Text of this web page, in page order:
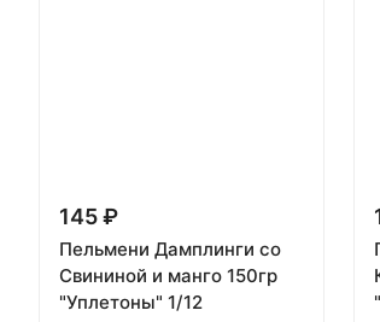
145 ₽
Пельмени Дамплинги со
Свининой и манго 150гр
"Уплетоны" 1/12